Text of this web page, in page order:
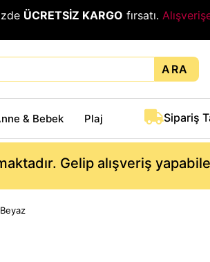
ÜCRETSİZ KARGO fırsatı.
ARA
& Bebek Plaj Sipariş
Gelip alışveriş